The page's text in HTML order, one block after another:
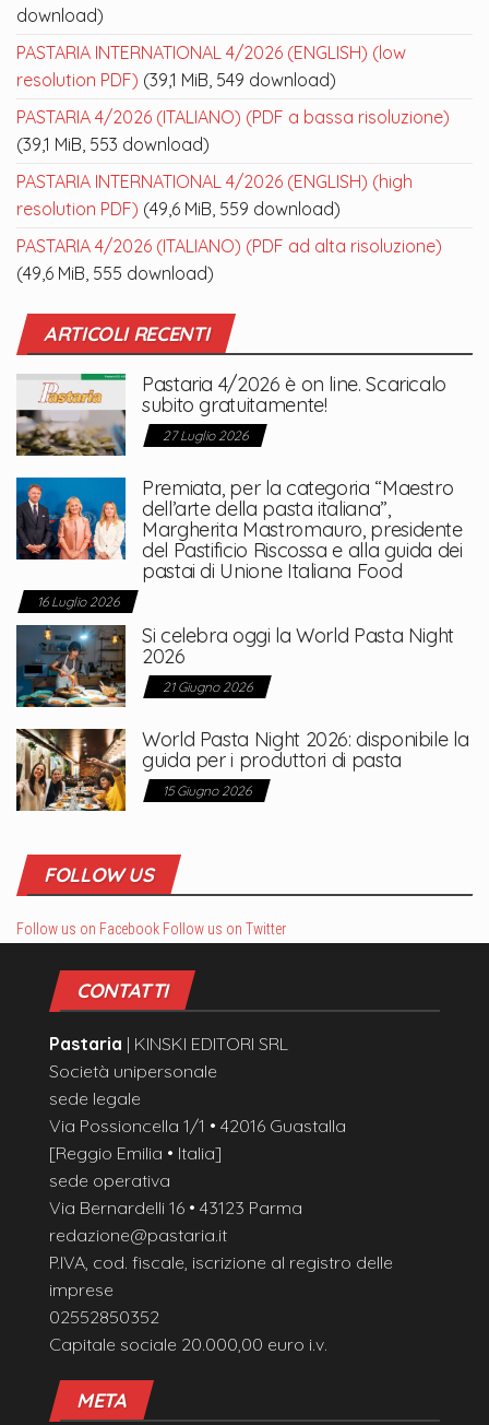
download)
PASTARIA INTERNATIONAL 4/2026 (ENGLISH) (low
resolution PDF) (39,1 MiB, 549 download)
PASTARIA 4/2026 (ITALIANO) (PDF a bassa risoluzione)
(39,1 MiB, 553 download)
PASTARIA INTERNATIONAL 4/2026 (ENGLISH) (high
resolution PDF) (49,6 MiB, 559 download)
PASTARIA 4/2026 (ITALIANO) (PDF ad alta risoluzione)
(49,6 MiB, 555 download)
ARTICOLI RECENTI
Pastaria 4/2026 è on line. Scaricalo
subito gratuitamente!
27 Luglio 2026
Premiata, per la categoria “Maestro
dell’arte della pasta italiana”,
Margherita Mastromauro, presidente
del Pastificio Riscossa e alla guida dei
pastai di Unione Italiana Food
16 Luglio 2026
Si celebra oggi la World Pasta Night
2026
21 Giugno 2026
World Pasta Night 2026: disponibile la
guida per i produttori di pasta
15 Giugno 2026
FOLLOW US
Follow us on Facebook Follow us on Twitter
CONTATTI
Pastaria | KINSKI EDITORI SRL
Società unipersonale
sede legale
Via Possioncella 1/1 • 42016 Guastalla
[Reggio Emilia • Italia]
sede operativa
Via Bernardelli 16 • 43123 Parma
redazione@pastaria.it
P.IVA, cod. fiscale, iscrizione al registro delle
imprese
02552850352
Capitale sociale 20.000,00 euro i.v.
META